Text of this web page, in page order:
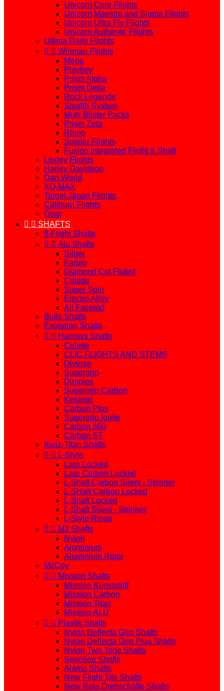
Unicorn Core Flights
Unicorn Maestro and Sigma Flights
Unicorn Ultra Fly Flights
Unicorn Authentic Flights
Ultima Darts Flights
  Winmau Flights
Mega
Playboy
Prism Alpha
Prism Delta
Rock Legends
Stealth System
Multi Blister Packs
Prism Zeta
Rhino
Spieler Flights
Fusion Integrated Flight & Shaft
Loxley Flights
Harley Davidson
Dart World
XQ-MAX
Target Japan Flights
Caliburn Flights
Goat
  SHAFTS
8-Flight Shafts
  Alu Shafts
Silber
Farbig
Diamond Cut Fluted
Colette
Super Spin
Electro Alloy
Ali Faceted
Bulls Shafts
Evolution Shafts
  Harrows Shafts
Colette
CLIC FLIGHTS AND STEMS
Diverse
Supergrip
Dimplex
Supergrip Carbon
Keramic
Carbon Plus
Supergrip Ignite
Carbon 360
Carbon ST
Kwiz-Titan Shafts
  L-Style
Laro Locked
Laro Carbon Locked
L-Shaft Carbon Silent - Spinner
L-SHaft Carbon Locked
L-Shaft Locked
L-Shaft Silent - Spinner
L-Style Rings
  M3 Shafts
Nylon
Aluminium
Aluminium Rotor
McCoy
  Mission Shafts
Mission Kunststoff
Mission Carbon
Mission Titan
Mission ALU
  Plastik Shafts
Nylon Deflecta Grip Shafts
Nylon Deflecta Grip Plus Shafts
Nylon Two Tone Shafts
Spiroline Shafts
Alamo Shafts
New Flight Tite Shafts
New Rota Drehschäfte Shafts